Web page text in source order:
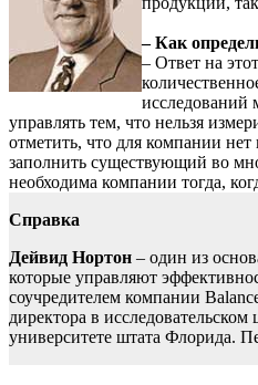
– Как
– Ответ на
исследований
управлять тем, что нельзя
отметить, что для компании нет
заполнить существующий во
необходима компании тогда,
Справка
Дейвид Нортон – один из
которые управляют
соучредителем компании
директора в
университете штата Флорида.